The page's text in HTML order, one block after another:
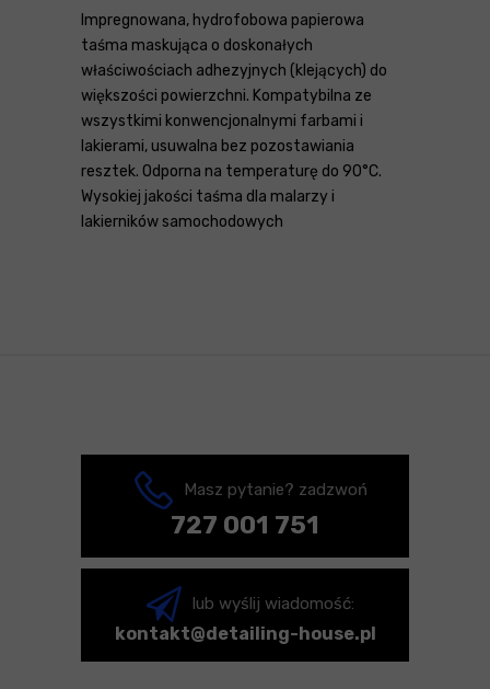
Impregnowana, hydrofobowa papierowa
taśma maskująca o doskonałych
właściwościach adhezyjnych (klejących) do
większości powierzchni. Kompatybilna ze
wszystkimi konwencjonalnymi farbami i
lakierami, usuwalna bez pozostawiania
resztek. Odporna na temperaturę do 90°C.
Wysokiej jakości taśma dla malarzy i
lakierników samochodowych
Masz pytanie? zadzwoń
727 001 751
lub wyślij wiadomość:
kontakt@detailing-house.pl